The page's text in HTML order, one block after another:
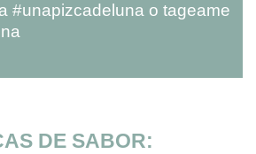
#unapizcadeluna o tageame
DE SABOR: